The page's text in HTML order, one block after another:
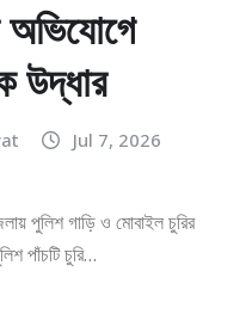
অভিযোগে
উদ্ধার
Jul 7, 2026
পুলিশ গাড়ি ও মোবাইল চুরির
পাঁচটি চুরি…